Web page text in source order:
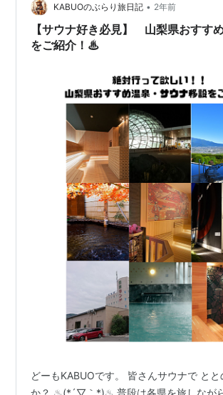
KABUOのぶらり旅日記 • 2年前
【サウナ好き必見】 山梨県おすす
をご紹介！♨
どーもKABUOです。 皆さんサウナで と
か？ ♨(*´▽｀*)♨ 普段は各県を旅しなが